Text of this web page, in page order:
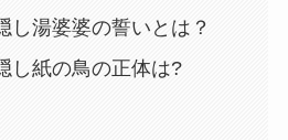
し湯婆婆の誓いとは？
し紙の鳥の正体は?